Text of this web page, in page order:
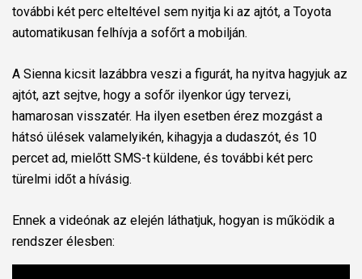
további két perc elteltével sem nyitja ki az ajtót, a Toyota
automatikusan felhívja a sofőrt a mobilján.
A Sienna kicsit lazábbra veszi a figurát, ha nyitva hagyjuk az
ajtót, azt sejtve, hogy a sofőr ilyenkor úgy tervezi,
hamarosan visszatér. Ha ilyen esetben érez mozgást a
hátsó ülések valamelyikén, kihagyja a dudaszót, és 10
percet ad, mielőtt SMS-t küldene, és további két perc
türelmi időt a hívásig.
Ennek a videónak az elején láthatjuk, hogyan is működik a
rendszer élesben: